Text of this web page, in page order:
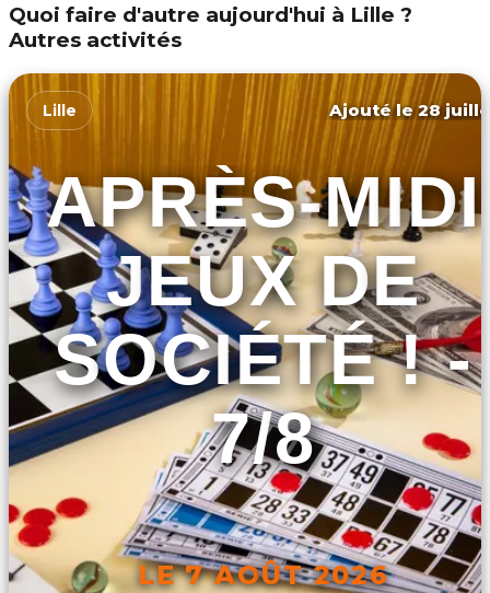
Quoi faire d'autre aujourd'hui à Lille ?
Autres activités
Lille Ajouté le 28
APRÈS-MIDI
JEUX DE
SOCIÉTÉ ! -
7/8
LE 7 AOÛT 2026